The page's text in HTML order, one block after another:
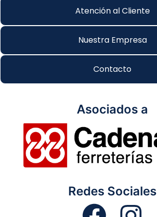
Atención al Cliente
Nuestra Empresa
Contacto
Asociados a
Redes Sociales